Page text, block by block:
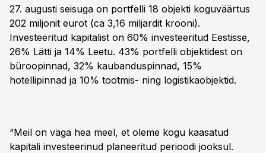
27. augusti seisuga on portfelli 18 objekti koguväärtus
202 miljonit eurot (ca 3,16 miljardit krooni).
Investeeritud kapitalist on 60% investeeritud Eestisse,
26% Lätti ja 14% Leetu. 43% portfelli objektidest on
büroopinnad, 32% kaubanduspinnad, 15%
hotellipinnad ja 10% tootmis- ning logistikaobjektid.
“Meil on väga hea meel, et oleme kogu kaasatud
kapitali investeerinud planeeritud perioodi jooksul.